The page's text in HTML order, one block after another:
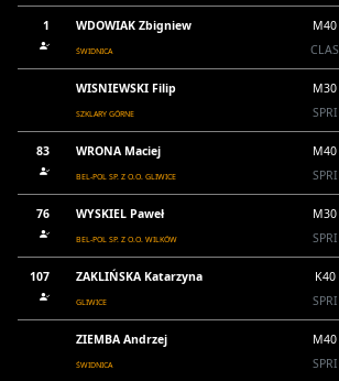
1 WDOWIAK Zbigniew
ŚWIDNICA
M40
CLAS
WISNIEWSKI Filip
SZKLARY GÓRNE
M30
SPRI
83 WRONA Maciej
BEL-POL SP. Z O.O. GLIWICE
M40
SPRI
76 WYSKIEL Paweł
BEL-POL SP. Z O.O. WILKÓW
M30
SPRI
107 ZAKLIŃSKA Katarzyna
GLIWICE
K40
SPRI
ZIEMBA Andrzej
ŚWIDNICA
M40
SPRI